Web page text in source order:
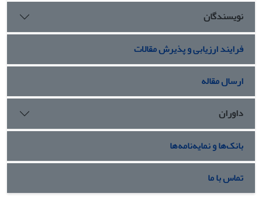
نویسندگان
فرایند ارزیابی و پذیرش مقالات
ارسال مقاله
داوران
بانک‌ها و نمایه‌نامه‌ها
تماس با ما